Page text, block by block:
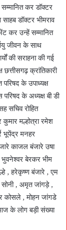
सम्मानित कर डॉक्टर
साहब डॉक्टर भीमराव
कर उन्हें सम्मानित
जीवन के साथ
की सराहना की गई
क्रांतिकारी
के उपाध्यक्ष
के अध्यक्ष बी डी
सचिव रोहित
मल्होत्रा रमेश
भूपेंद्र मनहर
काजल बंजारे उषा
भुवनेश्वर बेरकर भीम
, हरेकृष्ण बंजारे , एम
, अमृत जांगड़े ,
कोसले , मोहन जांगडे
के लोग बड़ी संख्या